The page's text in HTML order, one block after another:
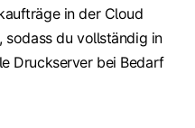
in der Cloud
sodass du vollständig in
Druckserver bei Bedarf